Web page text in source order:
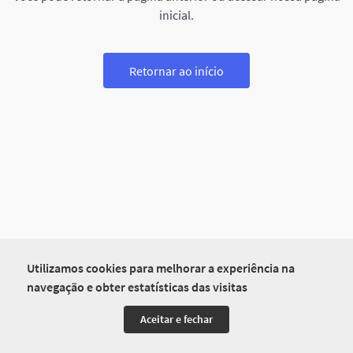
Utilizamos cookies para melhorar a experiência na
navegação e obter estatísticas das visitas
Aceitar e fechar
inicial.
Retornar ao início